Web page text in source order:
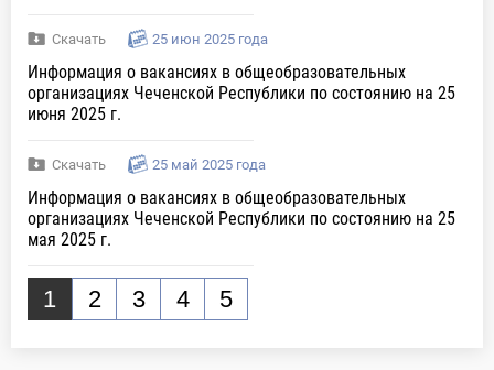
Скачать 25 июн 2025 года
Информация о вакансиях в общеобразовательных
организациях Чеченской Республики по состоянию на 25
июня 2025 г.
Скачать 25 май 2025 года
Информация о вакансиях в общеобразовательных
организациях Чеченской Республики по состоянию на 25
мая 2025 г.
1 2 3 4 5